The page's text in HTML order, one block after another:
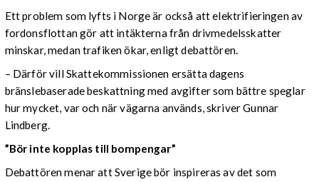
Ett problem som lyfts i Norge är också att elektrifieringen av
fordonsflottan gör att intäkterna från drivmedelsskatter
minskar, medan trafiken ökar, enligt debattören.
– Därför vill Skattekommissionen ersätta dagens
bränslebaserade beskattning med avgifter som bättre speglar
hur mycket, var och när vägarna används, skriver Gunnar
Lindberg.
”Bör inte kopplas till bompengar”
Debattören menar att Sverige bör inspireras av det som